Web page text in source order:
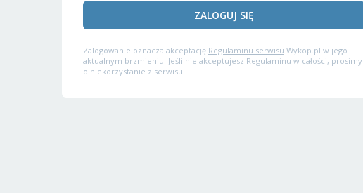
ZALOGUJ SIĘ
Zalogowanie oznacza akceptację Regulaminu serwisu Wykop.pl w jego
aktualnym brzmieniu. Jeśli nie akceptujesz Regulaminu w całości, prosimy
o niekorzystanie z serwisu.